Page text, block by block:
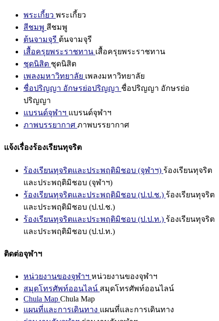
พระเกี้ยว พระเกี้ยว
สีชมพู สีชมพู
ต้นจามจุรี ต้นจามจุรี
เสื้อครุยพระราชทาน เสื้อครุยพระราชทาน
ชุดนิสิต ชุดนิสิต
เพลงมหาวิทยาลัย เพลงมหาวิทยาลัย
ชื่อปริญญา อักษรย่อปริญญา ชื่อปริญญา อักษรย่อ
ปริญญา
แบรนด์จุฬาฯ แบรนด์จุฬาฯ
ภาพบรรยากาศ ภาพบรรยากาศ
แจ้งเรื่องร้องเรียนทุจริต
ร้องเรียนทุจริตและประพฤติมิชอบ (จุฬาฯ) ร้องเรียนทุจริต
และประพฤติมิชอบ (จุฬาฯ)
ร้องเรียนทุจริตและประพฤติมิชอบ (ป.ป.ช.) ร้องเรียนทุจริต
และประพฤติมิชอบ (ป.ป.ช.)
ร้องเรียนทุจริตและประพฤติมิชอบ (ป.ป.ท.) ร้องเรียนทุจริต
และประพฤติมิชอบ (ป.ป.ท.)
ติดต่อจุฬาฯ
หน่วยงานของจุฬาฯ หน่วยงานของจุฬาฯ
สมุดโทรศัพท์ออนไลน์ สมุดโทรศัพท์ออนไลน์
Chula Map Chula Map
แผนที่และการเดินทาง แผนที่และการเดินทาง